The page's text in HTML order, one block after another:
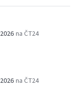
na ČT24
na ČT24